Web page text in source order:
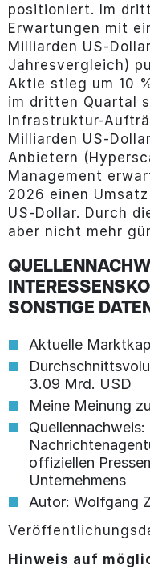
positioniert. Im
Erwartungen mit
Milliarden US-
Jahresvergleich)
Aktie stieg um 10
im dritten Quartal
Infrastruktur-
Milliarden US-
Anbietern
Management
2026 einen
US-Dollar. Durch
aber nicht mehr
SONSTIGE
Aktuelle
3.09 Mrd. USD
Meine Meinung
offiziellen
Unternehmens
Autor: Wolfgang
Hinweis auf